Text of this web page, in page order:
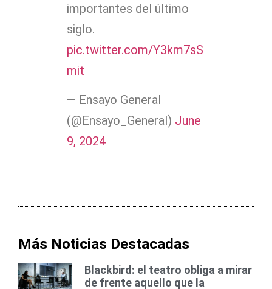
importantes del último
siglo.
pic.twitter.com/Y3km7sS
mit
— Ensayo General
(@Ensayo_General) June
9, 2024
Más Noticias Destacadas
Blackbird: el teatro obliga a mirar
de frente aquello que la